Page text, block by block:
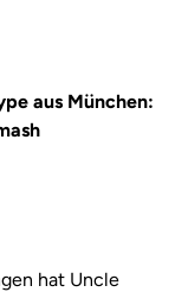
aus München:
hat Uncle